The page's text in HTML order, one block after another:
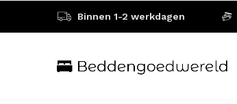
Binnen 1-2 werkdagen